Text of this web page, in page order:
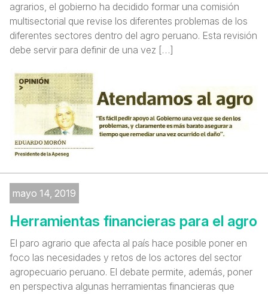
agrarios, el gobierno ha decidido formar una comisión
multisectorial que revise los diferentes problemas de los
diferentes sectores dentro del agro peruano. Esta revisión
debe servir para definir de una vez […]
mayo 14, 2019
Herramientas financieras para el agro
El paro agrario que afecta al país hace posible poner en
foco las necesidades y retos de los actores del sector
agropecuario peruano. El debate permite, además, poner
en perspectiva algunas herramientas financieras que